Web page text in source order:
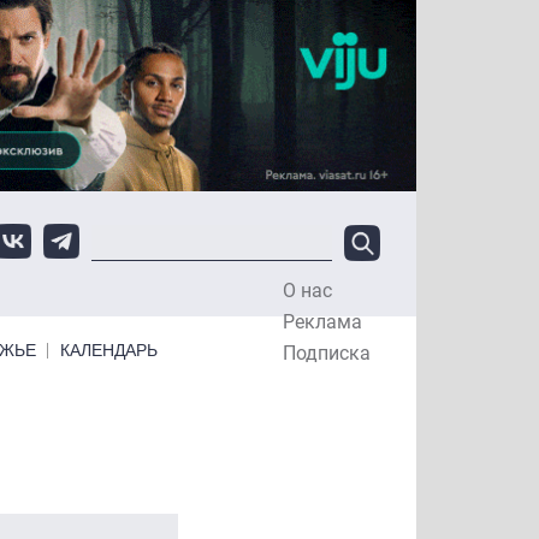
О нас
Реклама
Подписка
КАЛЕНДАРЬ